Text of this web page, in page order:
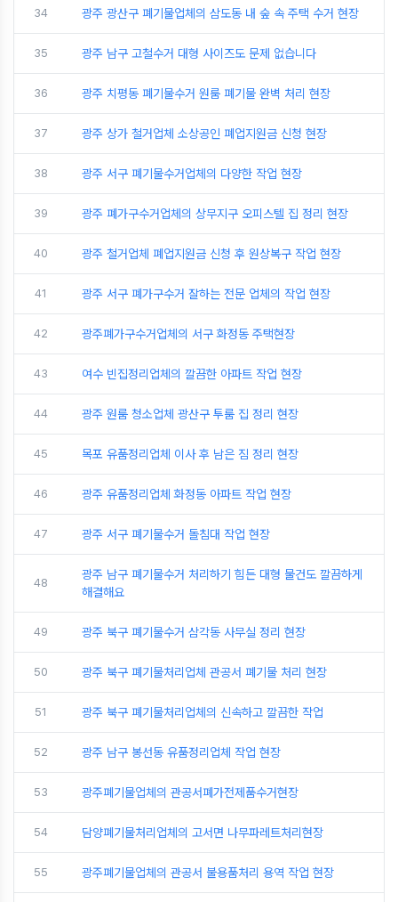
34 광주 광산구 폐기물업체의 삼도동 내 숲 속 주택 수거 현장
35 광주 남구 고철수거 대형 사이즈도 문제 없습니다
36 광주 치평동 폐기물수거 원룸 폐기물 완벽 처리 현장
37 광주 상가 철거업체 소상공인 폐업지원금 신청 현장
38 광주 서구 폐기물수거업체의 다양한 작업 현장
39 광주 폐가구수거업체의 상무지구 오피스텔 집 정리 현장
40 광주 철거업체 폐업지원금 신청 후 원상복구 작업 현장
41 광주 서구 폐가구수거 잘하는 전문 업체의 작업 현장
42 광주폐가구수거업체의 서구 화정동 주택현장
43 여수 빈집정리업체의 깔끔한 아파트 작업 현장
44 광주 원룸 청소업체 광산구 투룸 집 정리 현장
45 목포 유품정리업체 이사 후 남은 짐 정리 현장
46 광주 유품정리업체 화정동 아파트 작업 현장
47 광주 서구 폐기물수거 돌침대 작업 현장
48
광주 남구 폐기물수거 처리하기 힘든 대형 물건도 깔끔하게
해결해요
49 광주 북구 폐기물수거 삼각동 사무실 정리 현장
50 광주 북구 폐기물처리업체 관공서 폐기물 처리 현장
51 광주 북구 폐기물처리업체의 신속하고 깔끔한 작업
52 광주 남구 봉선동 유품정리업체 작업 현장
53 광주폐기물업체의 관공서폐가전제품수거현장
54 담양폐기물처리업체의 고서면 나무파레트처리현장
55 광주폐기물업체의 관공서 불용품처리 용역 작업 현장